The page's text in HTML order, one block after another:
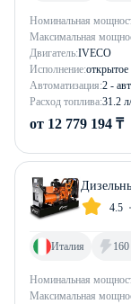
Номинальная
Максимальная
Двигатель:IVECO
Исполнение:открытое
Автоматизация:2 -
Расход топлива:31.2
от 12 779 194 ₸
4.5
Номинальная
Максимальная
Италия